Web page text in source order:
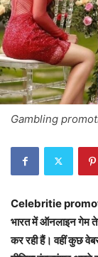
Gambling
Celebritie
भारत में ऑनलाइन गेम
कर रही हैं। वहीं कुछ